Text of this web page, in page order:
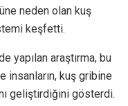
neden olan kuş
keşfetti.
yapılan araştırma, bu
insanların, kuş gribine
geliştirdiğini gösterdi.